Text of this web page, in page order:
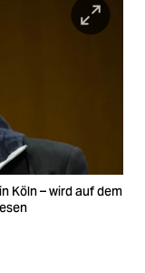
Köln – wird auf dem